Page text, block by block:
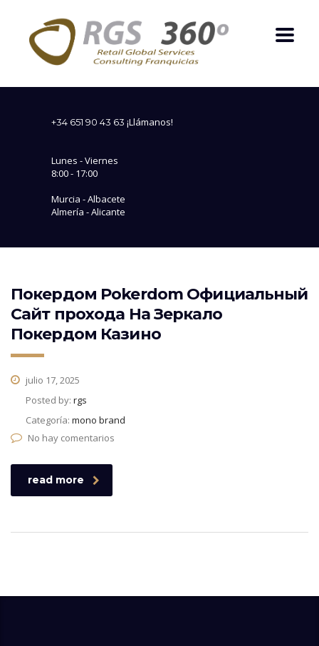
+34 651 90 43 63 ¡Llámanos!
Lunes - Viernes
8:00 - 17:00
Murcia - Albacete
Almería - Alicante
Покердом Pokerdom Официальный
Сайт прохода На Зеркало
Покердом Казино
julio 17, 2025
Posted by: rgs
Categoría: mono brand
No hay comentarios
read more